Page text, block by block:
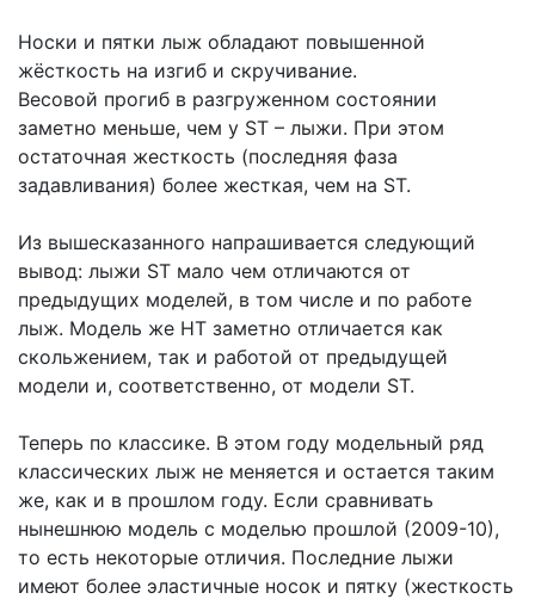
Носки и пятки лыж обладают повышенной
жёсткость на изгиб и скручивание.
Весовой прогиб в разгруженном состоянии
заметно меньше, чем у ST – лыжи. При этом
остаточная жесткость (последняя фаза
задавливания) более жесткая, чем на ST.
Из вышесказанного напрашивается следующий
вывод: лыжи ST мало чем отличаются от
предыдущих моделей, в том числе и по работе
лыж. Модель же НТ заметно отличается как
скольжением, так и работой от предыдущей
модели и, соответственно, от модели ST.
Теперь по классике. В этом году модельный ряд
классических лыж не меняется и остается таким
же, как и в прошлом году. Если сравнивать
нынешнюю модель с моделью прошлой (2009-10),
то есть некоторые отличия. Последние лыжи
имеют более эластичные носок и пятку (жесткость